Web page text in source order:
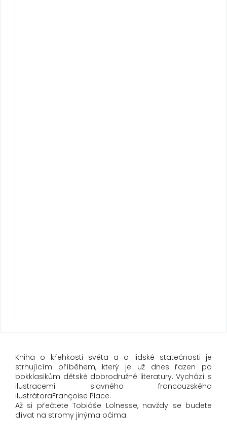
Kniha o křehkosti světa a o lidské statečnosti je
strhujícím příběhem, který je už dnes řazen po
bokklasikům dětské dobrodružné literatury. Vychází s
ilustracemi slavného francouzského
ilustrátoraFrançoise Place.
Až si přečtete Tobiáše Lolnesse, navždy se budete
dívat na stromy jinýma očima.